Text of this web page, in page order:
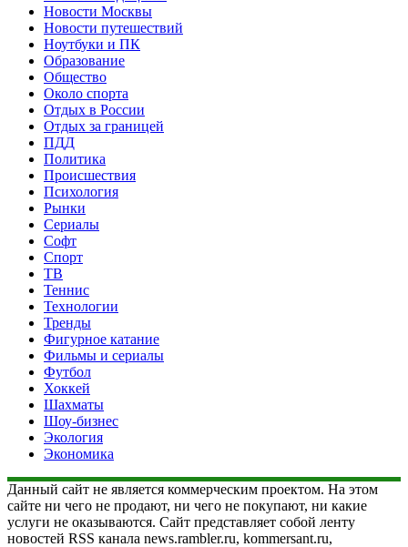
Новости Москвы
Новости путешествий
Ноутбуки и ПК
Образование
Общество
Около спорта
Отдых в России
Отдых за границей
ПДД
Политика
Происшествия
Психология
Рынки
Сериалы
Софт
Спорт
ТВ
Теннис
Технологии
Тренды
Фигурное катание
Фильмы и сериалы
Футбол
Хоккей
Шахматы
Шоу-бизнес
Экология
Экономика
Данный сайт не является коммерческим проектом. На этом
сайте ни чего не продают, ни чего не покупают, ни какие
услуги не оказываются. Сайт представляет собой ленту
новостей RSS канала news.rambler.ru, kommersant.ru,